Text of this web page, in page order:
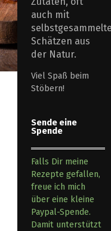
auch mit
Schätzen aus
der Natur.
Viel Spaß beim
Stöbern!
Sende eine
Spende
Falls Dir meine
Rezepte gefallen,
freue ich mich
über eine kleine
Paypal-Spende.
Damit unterstützt